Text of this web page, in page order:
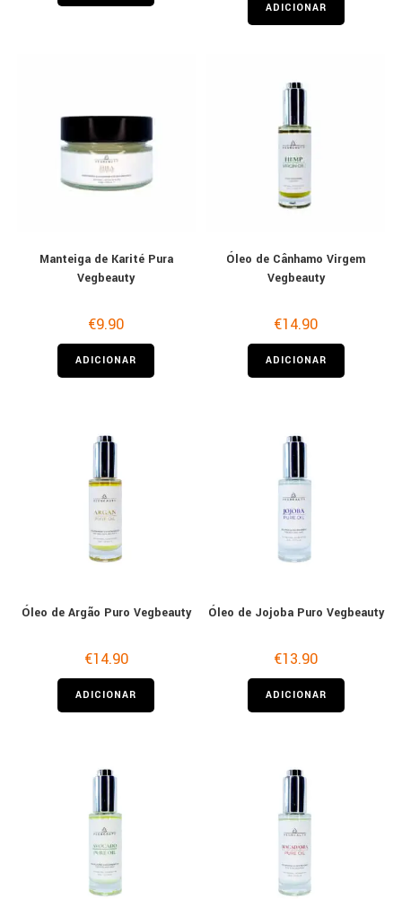
ADICIONAR
Manteiga de Karité Pura
Vegbeauty
€9.90
ADICIONAR
Óleo de Cânhamo Virgem
Vegbeauty
€14.90
ADICIONAR
Óleo de Argão Puro Vegbeauty
€14.90
ADICIONAR
Óleo de Jojoba Puro Vegbeauty
€13.90
ADICIONAR